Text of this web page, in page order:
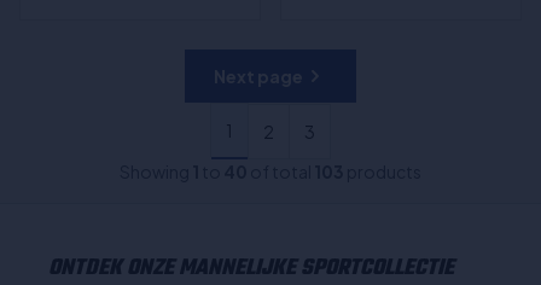
1 2
3
ONTDEK ONZE MANNELIJKE SPORTCOLLECTIE